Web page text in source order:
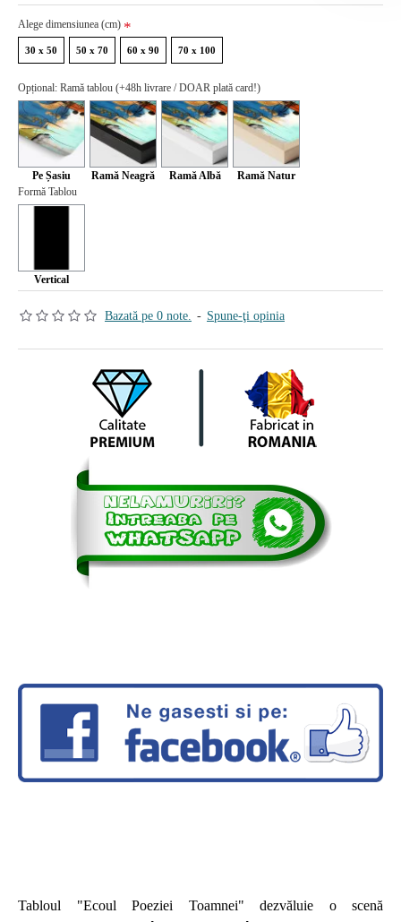
Bazată pe 0 note. - Spune-ţi opinia
Alege dimensiunea (cm)
30 x 50 50 x 70 60 x 90 70 x 100
Opțional: Ramă tablou (+48h livrare / DOAR plată card!)
Pe Șasiu Ramă Neagră Ramă Albă
Ramă Natur
Formă Tablou
Vertical
Tabloul "Ecoul Poeziei Toamnei" dezvăluie o scenă